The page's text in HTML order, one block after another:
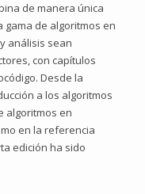
de manera única
gama de algoritmos en
análisis sean
con capítulos
Desde la
a los algoritmos
algoritmos en
en la referencia
edición ha sido